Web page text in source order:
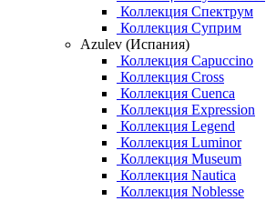
Коллекция Спектрум
Коллекция Суприм
Azulev (Испания)
Коллекция Capuccino
Коллекция Cross
Коллекция Cuenca
Коллекция Expression
Коллекция Legend
Коллекция Luminor
Коллекция Museum
Коллекция Nautica
Коллекция Noblesse